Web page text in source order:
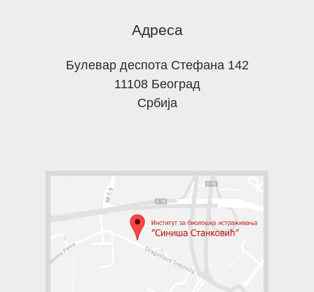
Адреса
Булевар деспота Стефана 142
11108 Београд
Србија